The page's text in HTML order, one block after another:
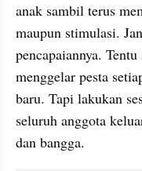
anak sambil terus
maupun stimulasi.
pencapaiannya.
menggelar pesta
baru. Tapi lakukan
seluruh anggota
dan bangga.